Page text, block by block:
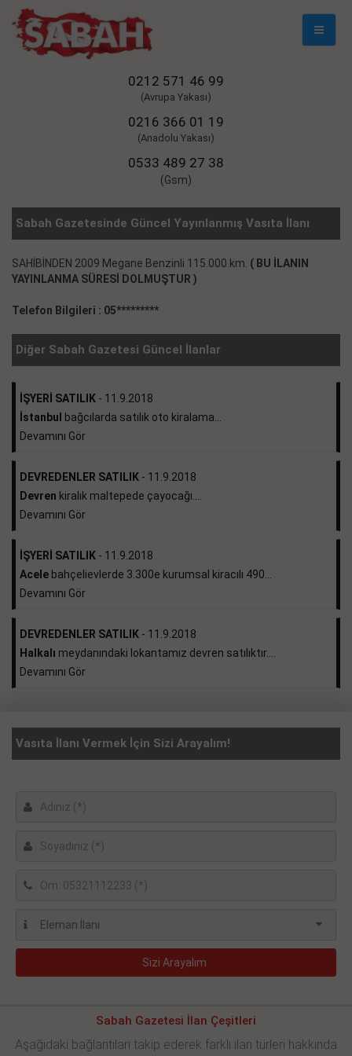
Mobil
0212 571 46 99
(Avrupa Yakası)
0216 366 01 19
(Anadolu Yakası)
0533 489 27 38
(Gsm)
Sabah Gazetesinde Güncel Yayınlanmış Vasıta İlanı
SAHİBİNDEN 2009 Megane Benzinli 115.000.km. ( BU İLANIN
YAYINLANMA SÜRESİ DOLMUŞTUR )
Telefon Bilgileri : 05*********
Diğer Sabah Gazetesi Güncel İlanlar
İŞYERİ SATILIK - 11.9.2018
İstanbul
bağcılarda satılık oto kiralama...
Devamını Gör
DEVREDENLER SATILIK - 11.9.2018
Devren kiralık maltepede çayocağı....
Devamını Gör
İŞYERİ SATILIK - 11.9.2018
Acele bahçelievlerde 3.300e kurumsal kiracılı 490...
Devamını Gör
DEVREDENLER SATILIK - 11.9.2018
Halkalı meydanındaki lokantamız devren satılıktır....
Devamını Gör
Vasıta İlanı Vermek İçin Sizi Arayalım!
Sabah Gazetesi İlan Çeşitleri
Aşağıdaki bağlantıları takip ederek farklı ilan türleri hakkında